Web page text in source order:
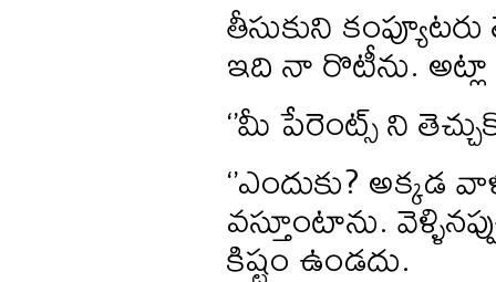
తీసుకుని
ఇది నా రొటీను. అట్లా
‘’మీ పేరెంట్స్ ని
‘’ఎందుకు? అక్కడ
వస్తూంటాను.
కిష్టం ఉండదు.